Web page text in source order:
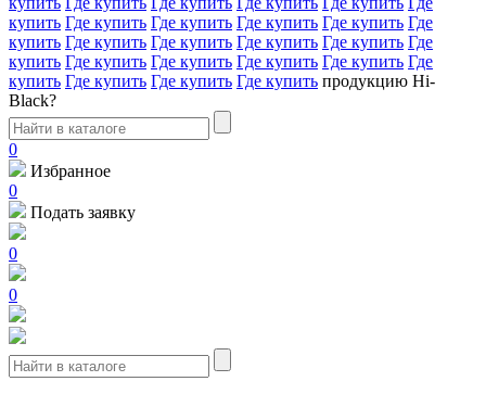
купить Где купить Где купить Где купить Где купить Где
купить Где купить Где купить Где купить Где купить Где
купить Где купить Где купить Где купить Где купить Где
купить Где купить Где купить Где купить продукцию Hi-
Black?
0
Избранное
0
Подать заявку
0
0